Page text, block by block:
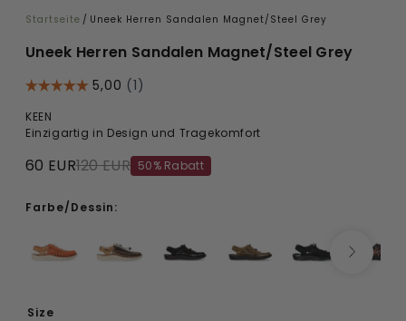
Startseite / Uneek Herren Sandalen Magnet/Steel Grey
Uneek Herren Sandalen Magnet/Steel Grey
KEEN
Einzigartig in Design und Tragekomfort
60 EUR120 EUR 50% Rabatt
Farbe/Dessin:
Size